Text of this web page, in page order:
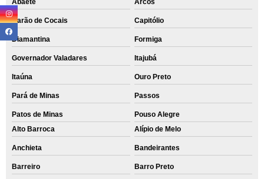
Abaeté Arcos
Barão de Cocais Capitólio
Diamantina Formiga
Governador Valadares Itajubá
Itaúna Ouro Preto
Pará de Minas Passos
Patos de Minas
Pouso Alegre
Alto Barroca
Alípio de Melo
Anchieta Bandeirantes
Barreiro Barro Preto